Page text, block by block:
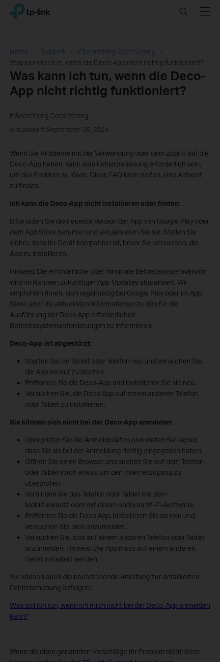
Click
navigation
bar
TP-Link, Reliably Smart SearchMenu
Home Support
If Something Goes Wrong
Was kann ich tun, wenn die Deco-App nicht richtig funktioniert?
Was kann ich tun, wenn die Deco-
App nicht richtig funktioniert?
If Something Goes Wrong
Aktualisiert September 26, 2024
Wenn Sie Probleme mit der Verwendung oder dem Zugriff auf die
Deco-App haben, kann eine Fehlerbehebung erforderlich sein,
um das Problem zu lösen. Diese FAQ kann helfen, eine Antwort
zu finden.
Ich kann die Deco-App nicht installieren oder finden:
Bitte laden Sie die neueste Version der App von Google Play oder
dem App Store herunter und aktualisieren Sie sie. Stellen Sie
sicher, dass Ihr Gerät kompatibel ist, bevor Sie versuchen, die
App zu installieren.
Hinweis: Die erforderliche oder minimale Betriebssystemversion
wird im Rahmen zukünftiger App-Updates aktualisiert. Wir
empfehlen Ihnen, sich regelmäßig bei Google Play oder im App
Store über die aktuellsten Informationen zu den für die
Ausführung der Deco App erforderlichen
Betriebssystemanforderungen zu informieren.
Deco-App ist abgestürzt:
Starten Sie Ihr Tablet oder Telefon neu und versuchen Sie,
die App erneut zu starten.
Entfernen Sie die Deco-App und installieren Sie sie neu.
Versuchen Sie, die Deco App auf einem anderen Telefon
oder Tablet zu installieren.
Sie können sich nicht bei der Deco-App anmelden:
Überprüfen Sie die Anmeldedaten und stellen Sie sicher,
dass Sie sie bei der Anmeldung richtig eingegeben haben.
Öffnen Sie einen Browser und suchen Sie auf dem Telefon
oder Tablet nach etwas, um den Internetzugang zu
überprüfen.
Verbinden Sie das Telefon oder Tablet mit dem
Mobilfunknetz oder mit einem anderen Wi-Fi-Netzwerk.
Entfernen Sie die Deco App, installieren Sie sie neu und
versuchen Sie, sich anzumelden.
Versuchen Sie, sich auf einem anderen Telefon oder Tablet
anzumelden. Hinweis: Die App muss auf einem anderen
Gerät installiert werden.
Sie können auch die nachstehende Anleitung zur detaillierten
Fehlerbehebung befolgen:
Was soll ich tun, wenn ich mich nicht bei der Deco-App anmelden
kann?
Wenn die oben genannten Vorschläge Ihr Problem nicht lösen